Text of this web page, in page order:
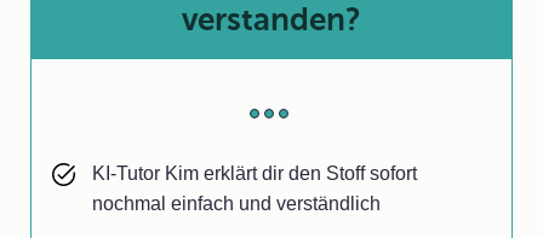
verstanden?
KI-Tutor Kim erklärt dir den Stoff sofort
nochmal einfach und verständlich